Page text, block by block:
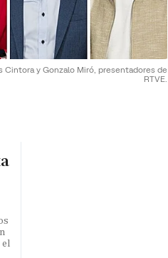
Cintora y Gonzalo Miró, presentadores de
RTVE.